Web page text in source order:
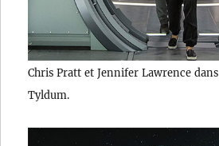
Chris Pratt et Jennifer Lawrence dans
Tyldum.